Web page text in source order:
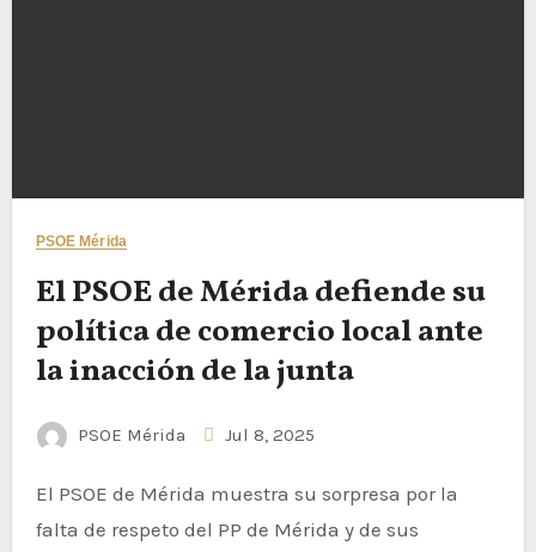
PSOE Mérida
El PSOE de Mérida defiende su
política de comercio local ante
la inacción de la junta
PSOE Mérida Jul 8, 2025
El PSOE de Mérida muestra su sorpresa por la
falta de respeto del PP de Mérida y de sus